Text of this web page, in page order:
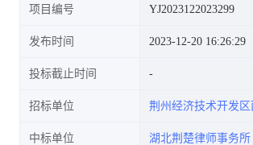
项目编号 YJ2023122023299
发布时间 2023-12-20 16:26:29
投标截止时间
招标单位 荆州经济技术开发
中标单位 湖北荆楚律师事务所